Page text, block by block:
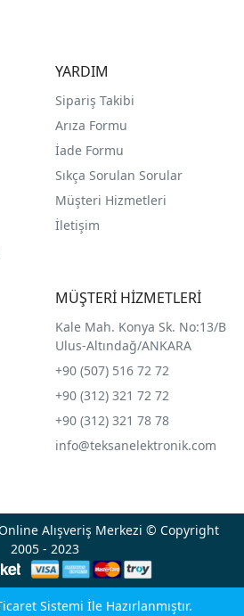
YARDIM
Sipariş Takibi
Arıza Formu
İade Formu
Sıkça Sorulan Sorular
Müşteri Hizmetleri
İletişim
MÜŞTERİ HİZMETLERİ
Kale Mah. Konya Sk. No:13/B
Ulus-Altındağ/ANKARA
+90 (507) 516 72 72
+90 (312) 321 72 72
+90 (312) 321 78 78
info@teksanelektronik.com
Alışveriş Merkezi © Copyright
2005 - 2023
Sistemi İle Hazırlanmıştır.